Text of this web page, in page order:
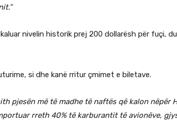
nivelin historik prej 200 dollarësh për fuçi,
si dhe kanë rritur çmimet e biletave.
pjesën më të madhe të naftës që kalon nëpër
rreth 40% të karburantit të avionëve,